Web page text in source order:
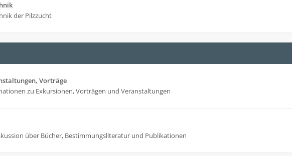
der Pilzzucht
Vorträge
zu Exkursionen, Vorträgen und Veranstaltungen
über Bücher, Bestimmungsliteratur und Publikationen